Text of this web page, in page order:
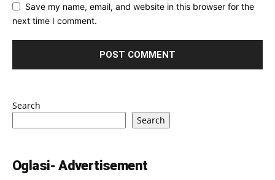
Save my name, email, and website in this browser for the
next time I comment.
Search
Search
Oglasi- Advertisement